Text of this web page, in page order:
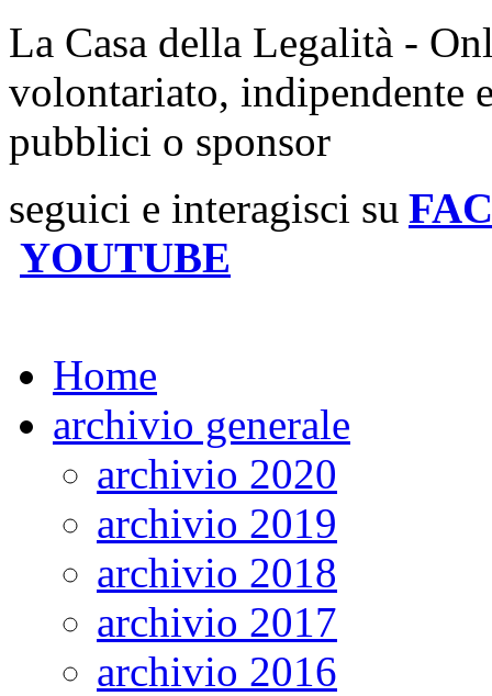
La Casa della Legalità -
volontariato, indipendente
pubblici o sponsor
seguici e interagisci su
YOUTUBE
Home
archivio generale
archivio 2020
archivio 2019
archivio 2018
archivio 2017
archivio 2016